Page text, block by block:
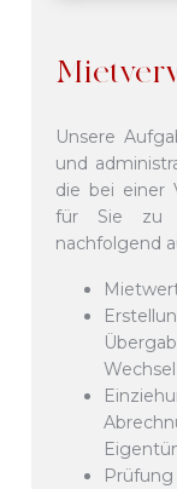
Unsere
und
die bei einer
für Sie zu
nachfolgend